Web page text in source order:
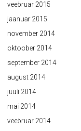
veebruar 2015
jaanuar 2015
november 2014
oktoober 2014
september 2014
august 2014
juuli 2014
mai 2014
veebruar 2014